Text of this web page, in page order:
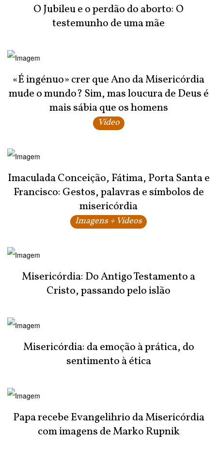
O Jubileu e o perdão do aborto: O
testemunho de uma mãe
«É ingénuo» crer que Ano da Misericórdia
mude o mundo? Sim, mas loucura de Deus é
mais sábia que os homens
Vídeo
Imaculada Conceição, Fátima, Porta Santa e
Francisco: Gestos, palavras e símbolos de
misericórdia
Imagens + Vídeos
Misericórdia: Do Antigo Testamento a
Cristo, passando pelo islão
Misericórdia: da emoção à prática, do
sentimento à ética
Papa recebe Evangelihrio da Misericórdia
com imagens de Marko Rupnik